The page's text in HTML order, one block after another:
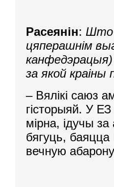
Расеянін: Што
цяперашнім
за якой
– Вялікі саюз
гісторыяй. У
мірна, ідучы
бягуць,
вечную